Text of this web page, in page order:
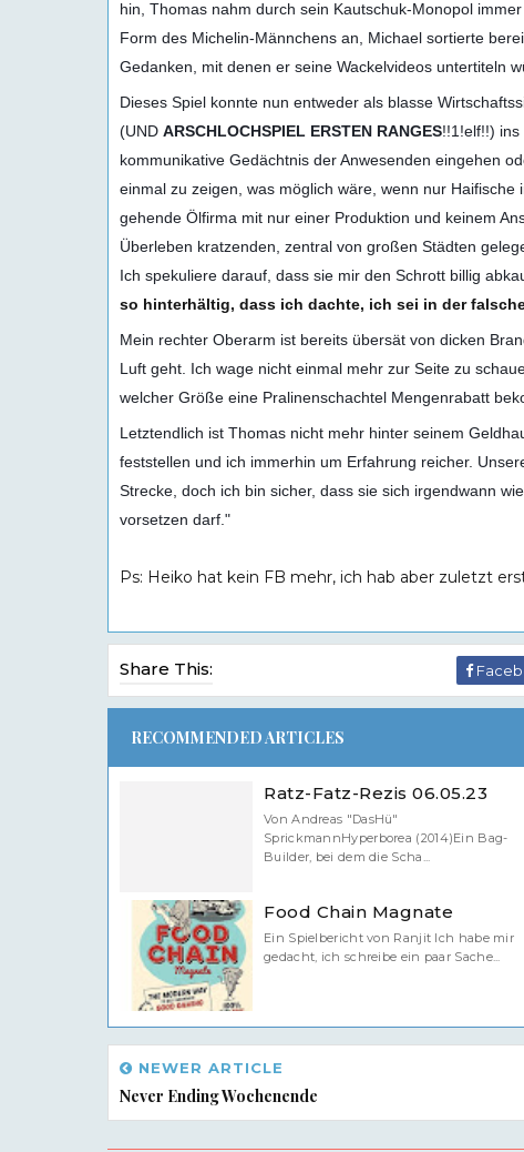
hin, Thomas nahm durch sein Kautschuk-Monopol
Form des Michelin-Männchens an, Michael sortierte
Gedanken, mit denen er seine Wackelvideos untertiteln
Dieses Spiel konnte nun entweder als blasse
(UND ARSCHLOCHSPIEL ERSTEN RANGES!!1!elf!!) ins
kommunikative Gedächtnis der Anwesenden eingehen
einmal zu zeigen, was möglich wäre, wenn nur
gehende Ölfirma mit nur einer Produktion und keinem
Überleben kratzenden, zentral von großen Städten
Ich spekuliere darauf, dass sie mir den Schrott billig
so hinterhältig, dass ich dachte, ich sei in der
Mein rechter Oberarm ist bereits übersät von dicken
Luft geht. Ich wage nicht einmal mehr zur Seite zu
welcher Größe eine Pralinenschachtel Mengenrabatt
Letztendlich ist Thomas nicht mehr hinter seinem
feststellen und ich immerhin um Erfahrung reicher.
Strecke, doch ich bin sicher, dass sie sich irgendwann
vorsetzen darf."
Ps: Heiko hat kein FB mehr, ich hab aber zuletzt
Share This:
RECOMMENDED ARTICLES
Ratz-Fatz-Rezis 06.05.23
Von Andreas "DasHü"
SprickmannHyperborea (2014)Ein Bag-
Builder, bei dem die Scha...
Food Chain Magnate
Ein Spielbericht von Ranjit Ich habe mir
gedacht, ich schreibe ein paar Sache...
NEWER ARTICLE
Never Ending Wochenende